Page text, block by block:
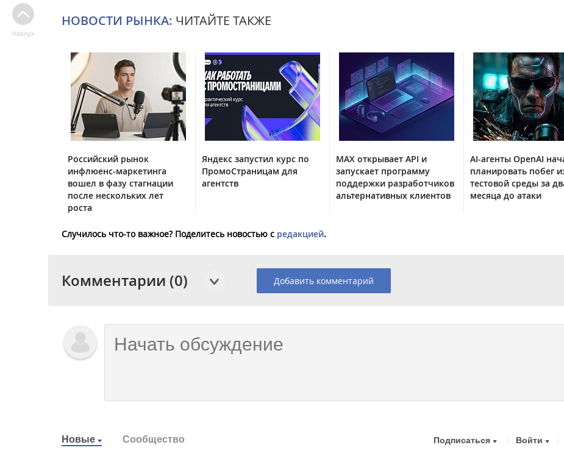
НОВОСТИ РЫНКА: ЧИТАЙТЕ ТАКЖЕ
Российский рынок
инфлюенс-маркетинга
вошел в фазу стагнации
после нескольких лет
роста
Яндекс запустил курс по
ПромоСтраницам для
агентств
MAX открывает API и
запускает программу
поддержки разработчиков
альтернативных клиентов
AI-агенты OpenAI
планировать побег
тестовой среды за
месяца до атаки
Случилось что-то важное? Поделитесь новостью с редакцией.
Комментарии (0) Добавить комментарий
Новые Сообщество Подписаться Войти
Наверх